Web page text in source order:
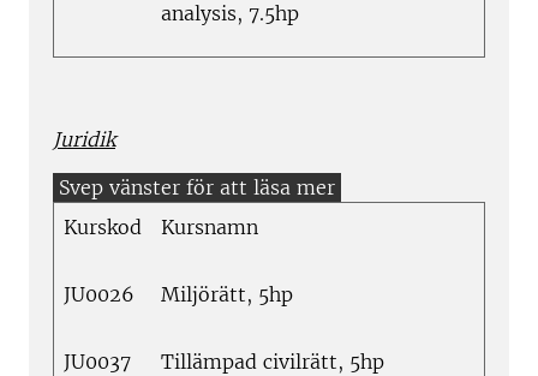
analysis, 7.5hp
Juridik
Kurskod Kursnamn
JU0026 Miljörätt, 5hp
JU0037 Tillämpad civilrätt, 5hp